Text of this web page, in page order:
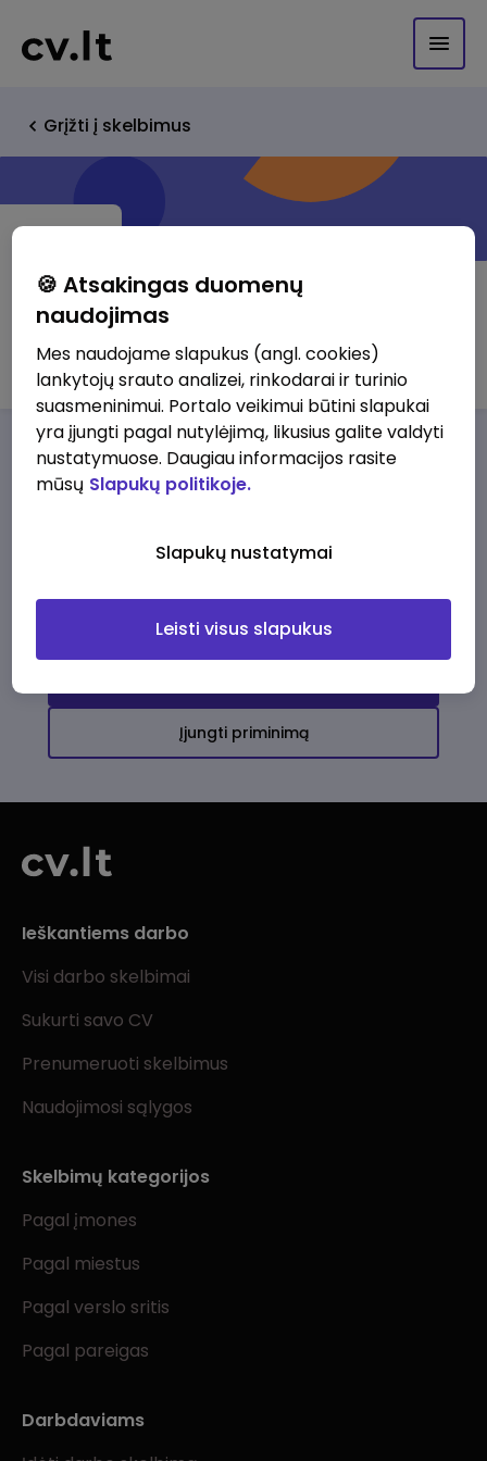
Grįžti į skelbimus
UAB "Bretanas"
Darbo pasiūlymaiApie musPrivalumai
darbo pasiūlymų
Įjungti priminimą
Ieškantiems darbo
Visi darbo skelbimai
Sukurti savo CV
Prenumeruoti skelbimus
Naudojimosi sąlygos
Skelbimų kategorijos
Pagal įmones
Pagal miestus
Pagal verslo sritis
Pagal pareigas
Darbdaviams
🍪 Atsakingas duomenų
naudojimas
Mes naudojame slapukus (angl. cookies)
lankytojų srauto analizei, rinkodarai ir turinio
suasmeninimui. Portalo veikimui būtini slapukai
yra įjungti pagal nutylėjimą, likusius galite valdyti
nustatymuose. Daugiau informacijos rasite
mūsų Slapukų politikoje.
Slapukų nustatymai
Leisti visus slapukus